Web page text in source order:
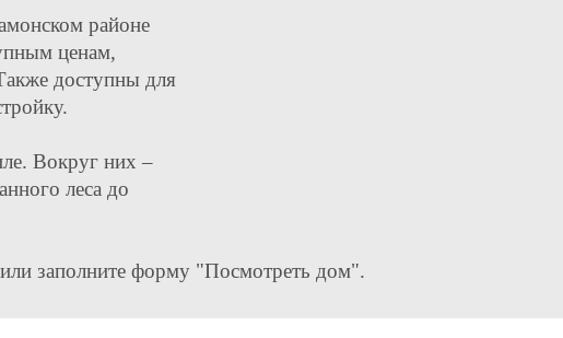
районе
ценам,
доступны для
Вокруг них –
леса до
заполните форму "Посмотреть дом".